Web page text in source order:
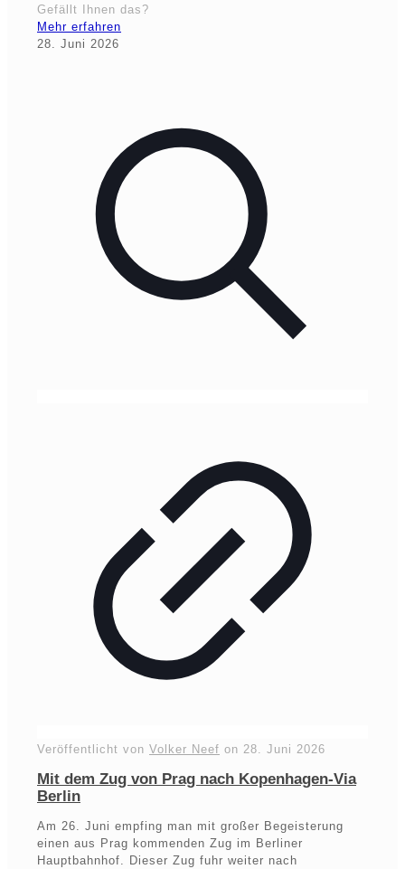
Gefällt Ihnen das?
Mehr erfahren
28. Juni 2026
Veröffentlicht von Volker Neef on 28. Juni 2026
Mit dem Zug von Prag nach Kopenhagen-Via
Berlin
Am 26. Juni empfing man mit großer Begeisterung
einen aus Prag kommenden Zug im Berliner
Hauptbahnhof. Dieser Zug fuhr weiter nach